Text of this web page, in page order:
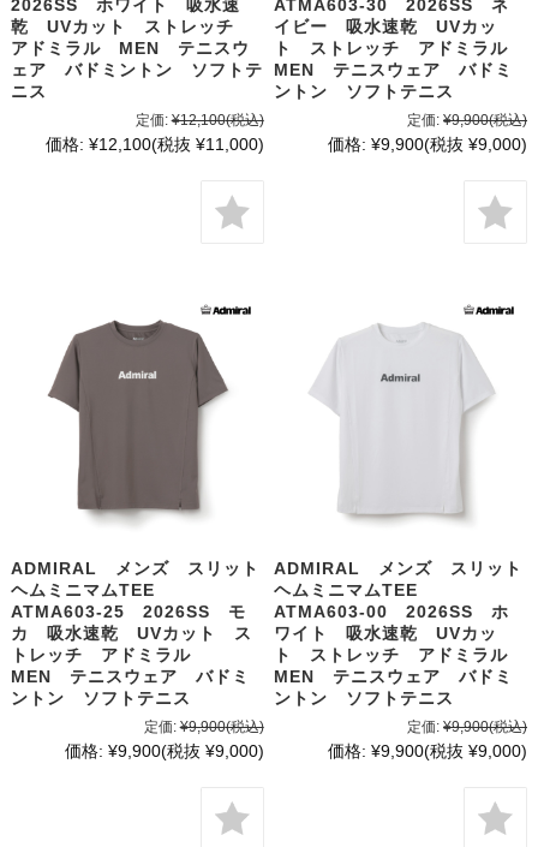
2026SS ホワイト 吸水速
乾 UVカット ストレッチ
アドミラル MEN テニスウ
ェア バドミントン ソフトテ
ニス
定価: ¥12,100(税込)
価格: ¥12,100(税抜 ¥11,000)
ATMA603-30 2026SS ネ
イビー 吸水速乾 UVカッ
ト ストレッチ アドミラル
MEN テニスウェア バドミ
ントン ソフトテニス
定価: ¥9,900(税込)
価格: ¥9,900(税抜 ¥9,000)
ADMIRAL メンズ スリット
ヘムミニマムTEE
ATMA603-25 2026SS モ
カ 吸水速乾 UVカット ス
トレッチ アドミラル
MEN テニスウェア バドミ
ントン ソフトテニス
定価: ¥9,900(税込)
価格: ¥9,900(税抜 ¥9,000)
ADMIRAL メンズ スリット
ヘムミニマムTEE
ATMA603-00 2026SS ホ
ワイト 吸水速乾 UVカッ
ト ストレッチ アドミラル
MEN テニスウェア バドミ
ントン ソフトテニス
定価: ¥9,900(税込)
価格: ¥9,900(税抜 ¥9,000)